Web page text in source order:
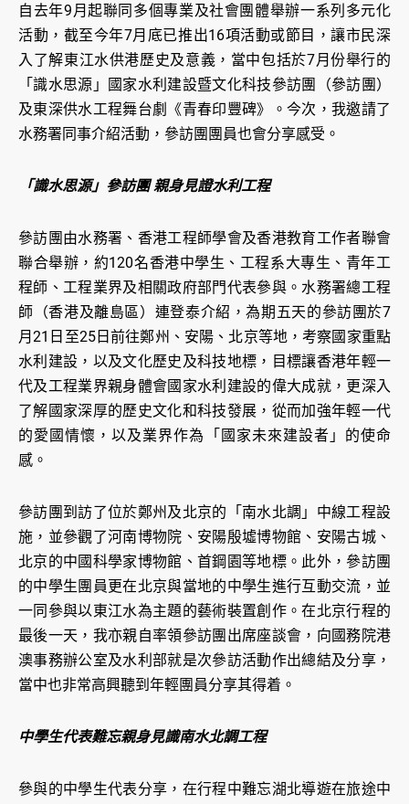
自去年9月起聯同多個專業及社會團體舉辦一系列多元化
活動，截至今年7月底已推出16項活動或節目，讓市民深
入了解東江水供港歷史及意義，當中包括於7月份舉行的
「識水思源」國家水利建設暨文化科技參訪團（參訪團）
及東深供水工程舞台劇《青春印豐碑》。今次，我邀請了
水務署同事介紹活動，參訪團團員也會分享感受。
「識水思源」參訪團 親身見證水利工程
參訪團由水務署、香港工程師學會及香港教育工作者聯會
聯合舉辦，約120名香港中學生、工程系大專生、青年工
程師、工程業界及相關政府部門代表參與。水務署總工程
師（香港及離島區）連登泰介紹，為期五天的參訪團於7
月21日至25日前往鄭州、安陽、北京等地，考察國家重點
水利建設，以及文化歷史及科技地標，目標讓香港年輕一
代及工程業界親身體會國家水利建設的偉大成就，更深入
了解國家深厚的歷史文化和科技發展，從而加強年輕一代
的愛國情懷，以及業界作為「國家未來建設者」的使命
感。
參訪團到訪了位於鄭州及北京的「南水北調」中線工程設
施，並參觀了河南博物院、安陽殷墟博物館、安陽古城、
北京的中國科學家博物館、首鋼園等地標。此外，參訪團
的中學生團員更在北京與當地的中學生進行互動交流，並
一同參與以東江水為主題的藝術裝置創作。在北京行程的
最後一天，我亦親自率領參訪團出席座談會，向國務院港
澳事務辦公室及水利部就是次參訪活動作出總結及分享，
當中也非常高興聽到年輕團員分享其得着。
中學生代表難忘親身見識南水北調工程
參與的中學生代表分享，在行程中難忘湖北導遊在旅途中